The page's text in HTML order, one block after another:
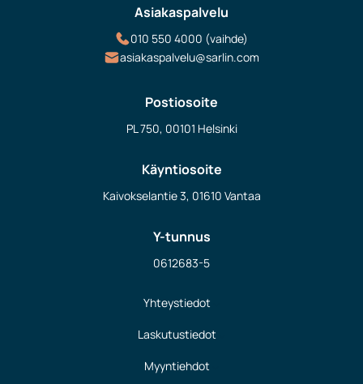
Asiakaspalvelu
010 550 4000 (vaihde)
asiakaspalvelu@sarlin.com
Postiosoite
PL 750, 00101 Helsinki
Käyntiosoite
Kaivokselantie 3, 01610 Vantaa
Y-tunnus
0612683-5
Yhteystiedot
Laskutustiedot
Myyntiehdot